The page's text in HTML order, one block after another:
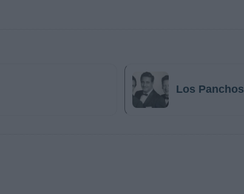
Los Panchos